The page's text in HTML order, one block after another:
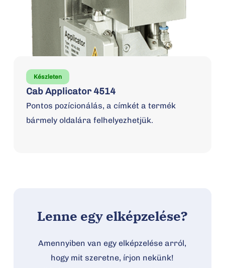
Cab Applicator 4514
Készleten
Pontos pozícionálás, a címkét a termék
bármely oldalára felhelyezhetjük.
Lenne egy elképzelése?
Amennyiben van egy elképzelése arról,
hogy mit szeretne, írjon nekünk!